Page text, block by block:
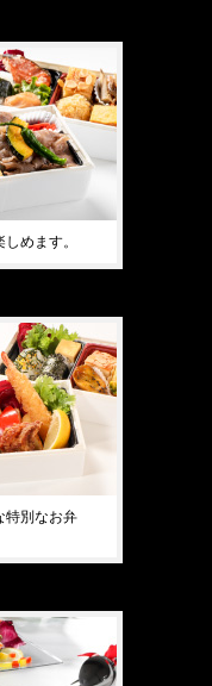
めます。
特別なお弁